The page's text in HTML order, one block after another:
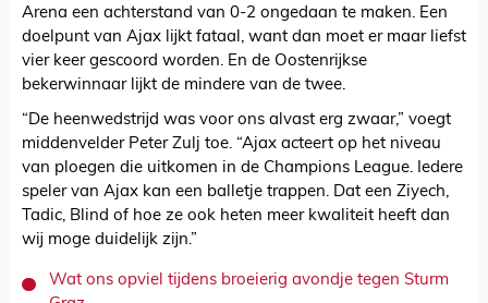
Arena een achterstand van 0-2 ongedaan te maken. Een
doelpunt van Ajax lijkt fataal, want dan moet er maar liefst
vier keer gescoord worden. En de Oostenrijkse
bekerwinnaar lijkt de mindere van de twee.
“De heenwedstrijd was voor ons alvast erg zwaar,” voegt
middenvelder Peter Zulj toe. “Ajax acteert op het niveau
van ploegen die uitkomen in de Champions League. Iedere
speler van Ajax kan een balletje trappen. Dat een Ziyech,
Tadic, Blind of hoe ze ook heten meer kwaliteit heeft dan
wij moge duidelijk zijn.”
Wat ons opviel tijdens broeierig avondje tegen Sturm